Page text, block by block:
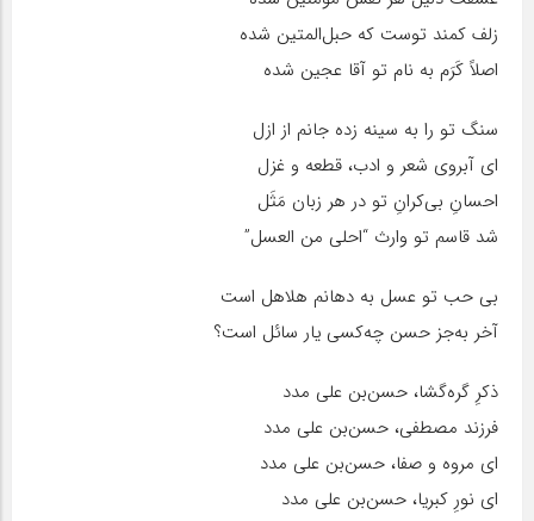
زلف کمند توست که حبل‌المتین شده
اصلاً کَرَم به نام تو آقا عجین شده
سنگ تو را به سینه زده جانم از ازل
ای آبروی شعر و ادب، قطعه و غزل
احسانِ بی‌کرانِ تو در هر زبان مَثَل
شد قاسم تو وارث “احلی من العسل”
بی حب تو عسل به دهانم هلاهل است
آخر به‌جز حسن چه‌کسی یار سائل است؟
ذکرِ گره‌گشا، حسن‌بن علی مدد
فرزند مصطفی، حسن‌بن علی مدد
ای مروه و صفا، حسن‌بن علی مدد
ای نورِ کبریا، حسن‌بن علی مدد